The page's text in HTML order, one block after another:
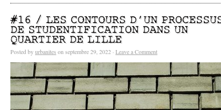
#16 / LES CONTOURS D’UN
DE STUDENTIFICATION DANS UN
QUARTIER DE LILLE
Posted byurbanites on septembre 29, 2022 · Leave a Comment